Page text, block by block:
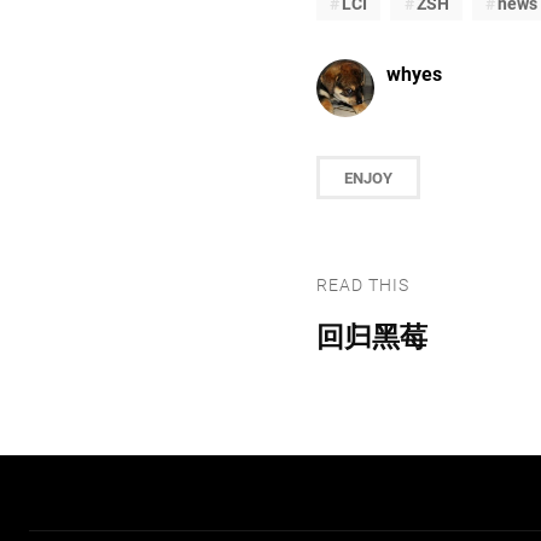
whyes
ENJOY
READ THIS
回归黑莓